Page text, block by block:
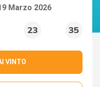
Marzo 2026
23 35
VINTO